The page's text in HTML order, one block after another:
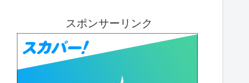
スポンサーリンク